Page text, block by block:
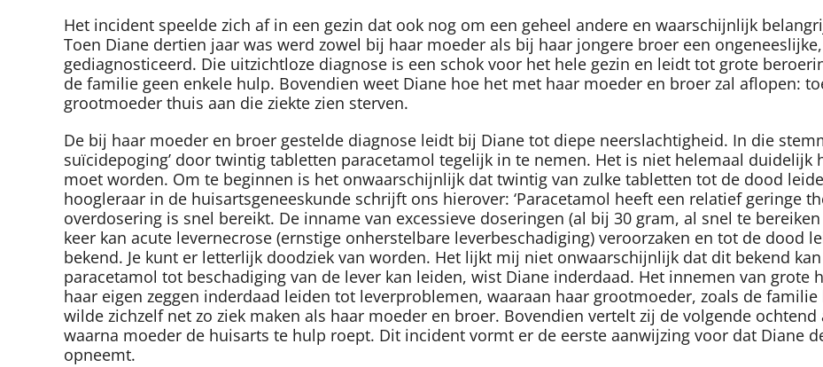
Het incident speelde zich af in een gezin dat ook nog om een geheel andere en waarschijnlijk
Toen Diane dertien jaar was werd zowel bij haar moeder als bij haar jongere broer een
gediagnosticeerd. Die uitzichtloze diagnose is een schok voor het hele gezin en leidt tot grote
de familie geen enkele hulp. Bovendien weet Diane hoe het met haar moeder en broer zal aflopen:
grootmoeder thuis aan die ziekte zien sterven.
De bij haar moeder en broer gestelde diagnose leidt bij Diane tot diepe neerslachtigheid. In die
suïcidepoging’ door twintig tabletten paracetamol tegelijk in te nemen. Het is niet helemaal duidelijk
moet worden. Om te beginnen is het onwaarschijnlijk dat twintig van zulke tabletten tot de dood
hoogleraar in de huisartsgeneeskunde schrijft ons hierover: ‘Paracetamol heeft een relatief geringe
overdosering is snel bereikt. De inname van excessieve doseringen (al bij 30 gram, al snel te
keer kan acute levernecrose (ernstige onherstelbare leverbeschadiging) veroorzaken en tot de dood
bekend. Je kunt er letterlijk doodziek van worden. Het lijkt mij niet onwaarschijnlijk dat dit bekend
paracetamol tot beschadiging van de lever kan leiden, wist Diane inderdaad. Het innemen van grote
haar eigen zeggen inderdaad leiden tot leverproblemen, waaraan haar grootmoeder, zoals de
wilde zichzelf net zo ziek maken als haar moeder en broer. Bovendien vertelt zij de volgende
waarna moeder de huisarts te hulp roept. Dit incident vormt er de eerste aanwijzing voor dat Diane
opneemt.